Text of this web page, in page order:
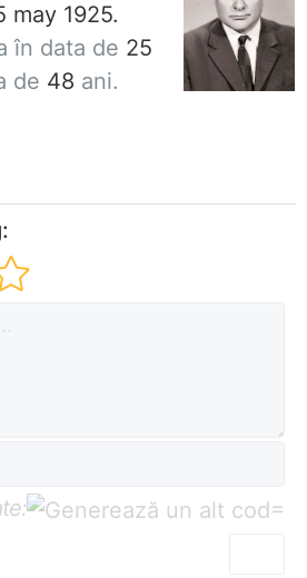
may 1925.
în data de 25
de 48 ani.
=